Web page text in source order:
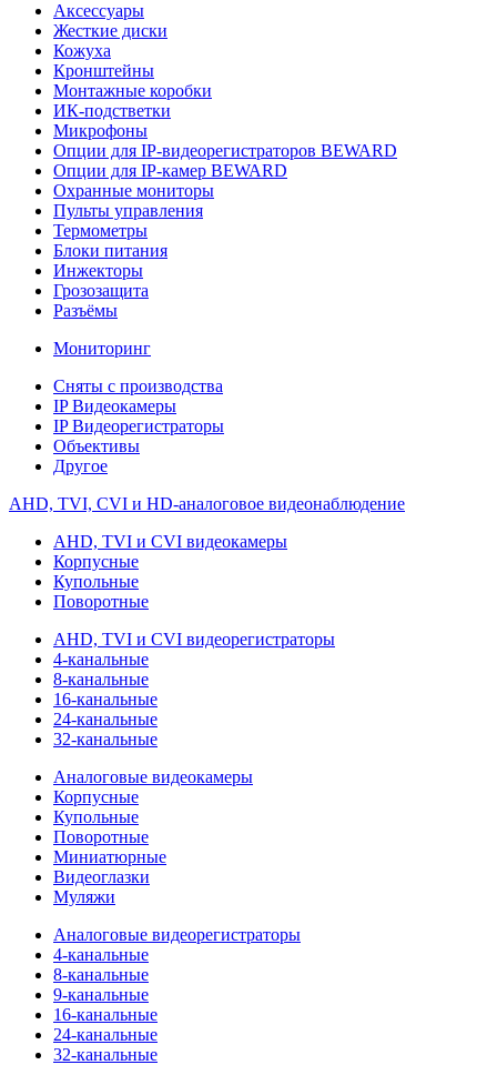
Аксессуары
Жесткие диски
Кожуха
Кронштейны
Монтажные коробки
ИК-подстветки
Микрофоны
Опции для IP-видеорегистраторов BEWARD
Опции для IP-камер BEWARD
Охранные мониторы
Пульты управления
Термометры
Блоки питания
Инжекторы
Грозозащита
Разъёмы
Мониторинг
Сняты с производства
IP Видеокамеры
IP Видеорегистраторы
Объективы
Другое
AHD, TVI, CVI и HD-аналоговое видеонаблюдение
AHD, TVI и CVI видеокамеры
Корпусные
Купольные
Поворотные
AHD, TVI и CVI видеорегистраторы
4-канальные
8-канальные
16-канальные
24-канальные
32-канальные
Аналоговые видеокамеры
Корпусные
Купольные
Поворотные
Миниатюрные
Видеоглазки
Муляжи
Аналоговые видеорегистраторы
4-канальные
8-канальные
9-канальные
16-канальные
24-канальные
32-канальные